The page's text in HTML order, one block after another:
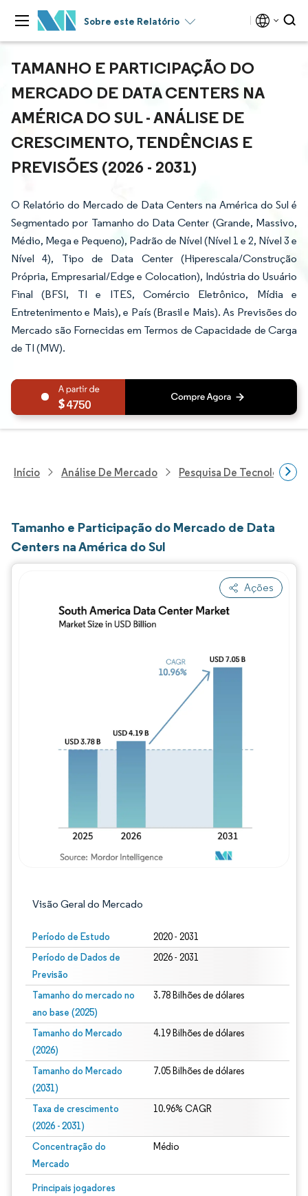
Sobre este Relatório
TAMANHO E PARTICIPAÇÃO DO
MERCADO DE DATA CENTERS NA
AMÉRICA DO SUL - ANÁLISE DE
CRESCIMENTO, TENDÊNCIAS E
PREVISÕES (2026 - 2031)
O Relatório do Mercado de Data Centers na América do Sul é
Segmentado por Tamanho do Data Center (Grande, Massivo,
Médio, Mega e Pequeno), Padrão de Nível (Nível 1 e 2, Nível 3 e
Nível 4), Tipo de Data Center (Hiperescala/Construção
Própria, Empresarial/Edge e Colocation), Indústria do Usuário
Final (BFSI, TI e ITES, Comércio Eletrônico, Mídia e
Entretenimento e Mais), e País (Brasil e Mais). As Previsões do
Mercado são Fornecidas em Termos de Capacidade de Carga
de TI (MW).
4750
Início Análise De Mercado Pesquisa De Tecnologia,
Tamanho e Participação do Mercado de Data
Centers na América do Sul
Ações
Visão Geral do Mercado
Período de Estudo 2020 - 2031
Período de Dados de
Previsão
2026 - 2031
Tamanho do mercado no
ano base (2025)
3.78 Bilhões de dólares
Tamanho do Mercado
(2026)
4.19 Bilhões de dólares
Tamanho do Mercado
(2031)
7.05 Bilhões de dólares
Taxa de crescimento
(2026 - 2031)
10.96% CAGR
Concentração do
Mercado
Médio
Principais jogadores
Imagem © Mordor Intelligence. O reuso requer atribuição conforme CC BY 4.0.
Imagem © Mordor Intelligence. O reuso